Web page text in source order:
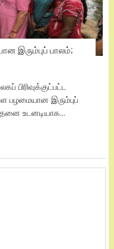
இரும்புப் பாலம்;
பிரிவுக்குட்பட்ட
பழமையான இரும்புப்
உடனடியாக...